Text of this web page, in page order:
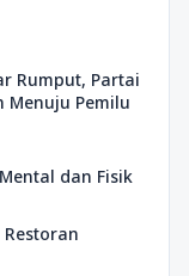
Rumput, Partai
Menuju Pemilu
dan Fisik